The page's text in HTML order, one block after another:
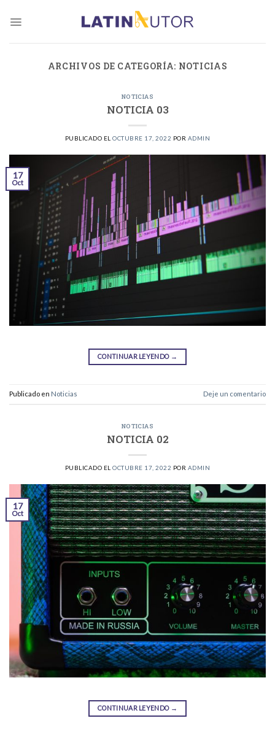
ARCHIVOS DE CATEGORÍA: NOTICIAS
NOTICIAS
NOTICIA 03
PUBLICADO ELOCTUBRE 17, 2022 POR ADMIN
17
Oct
CONTINUAR LEYENDO →
Publicado en Noticias Deje un comentario
NOTICIAS
NOTICIA 02
PUBLICADO ELOCTUBRE 17, 2022 POR ADMIN
17
Oct
CONTINUAR LEYENDO →